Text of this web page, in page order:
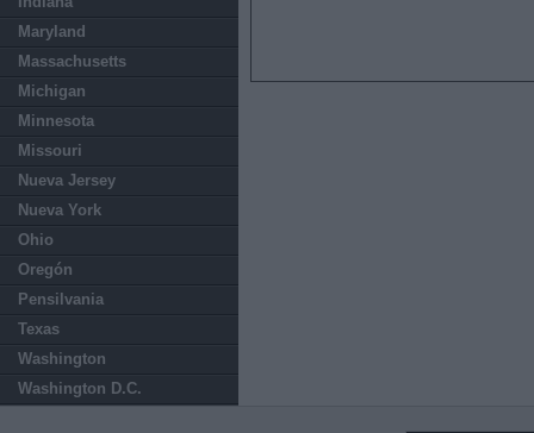
Maryland
Massachusetts
Michigan
Minnesota
Missouri
Nueva Jersey
Nueva York
Ohio
Oregón
Pensilvania
Texas
Washington
Washington D.C.